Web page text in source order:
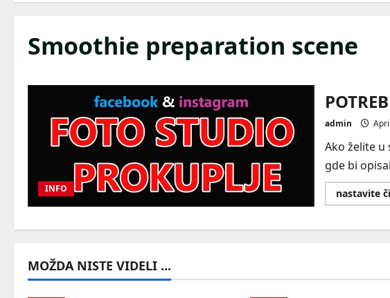
Smoothie preparation scene
INFO
admin
Ako želite
gde bi
nastavite
MOŽDA NISTE VIDELI ...